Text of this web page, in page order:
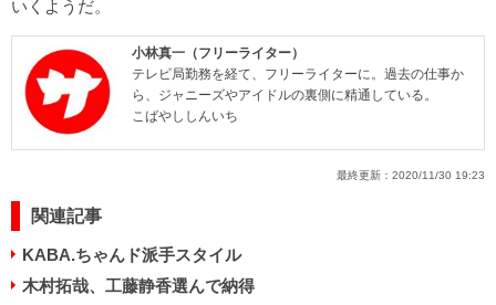
いくようだ。
小林真一（フリーライター）
テレビ局勤務を経て、フリーライターに。過去の仕事か
ら、ジャニーズやアイドルの裏側に精通している。
こばやししんいち
最終更新： 2020/11/30 19:23
関連記事
KABA.ちゃんド派手スタイル
木村拓哉、工藤静香選んで納得